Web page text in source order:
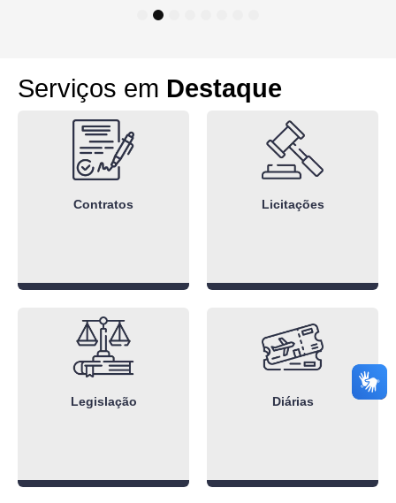
5
Serviços em Destaque
Contratos Licitações
Legislação Diárias